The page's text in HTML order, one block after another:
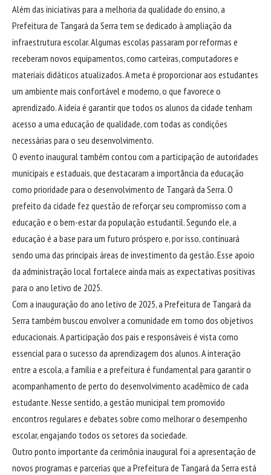
Além das iniciativas para a melhoria da qualidade do ensino, a
Prefeitura de Tangará da Serra tem se dedicado à ampliação da
infraestrutura escolar. Algumas escolas passaram por reformas e
receberam novos equipamentos, como carteiras, computadores e
materiais didáticos atualizados. A meta é proporcionar aos estudantes
um ambiente mais confortável e moderno, o que favorece o
aprendizado. A ideia é garantir que todos os alunos da cidade tenham
acesso a uma educação de qualidade, com todas as condições
necessárias para o seu desenvolvimento.
O evento inaugural também contou com a participação de autoridades
municipais e estaduais, que destacaram a importância da educação
como prioridade para o desenvolvimento de Tangará da Serra. O
prefeito da cidade fez questão de reforçar seu compromisso com a
educação e o bem-estar da população estudantil. Segundo ele, a
educação é a base para um futuro próspero e, por isso, continuará
sendo uma das principais áreas de investimento da gestão. Esse apoio
da administração local fortalece ainda mais as expectativas positivas
para o ano letivo de 2025.
Com a inauguração do ano letivo de 2025, a Prefeitura de Tangará da
Serra também buscou envolver a comunidade em torno dos objetivos
educacionais. A participação dos pais e responsáveis é vista como
essencial para o sucesso da aprendizagem dos alunos. A interação
entre a escola, a família e a prefeitura é fundamental para garantir o
acompanhamento de perto do desenvolvimento acadêmico de cada
estudante. Nesse sentido, a gestão municipal tem promovido
encontros regulares e debates sobre como melhorar o desempenho
escolar, engajando todos os setores da sociedade.
Outro ponto importante da cerimônia inaugural foi a apresentação de
novos programas e parcerias que a Prefeitura de Tangará da Serra está